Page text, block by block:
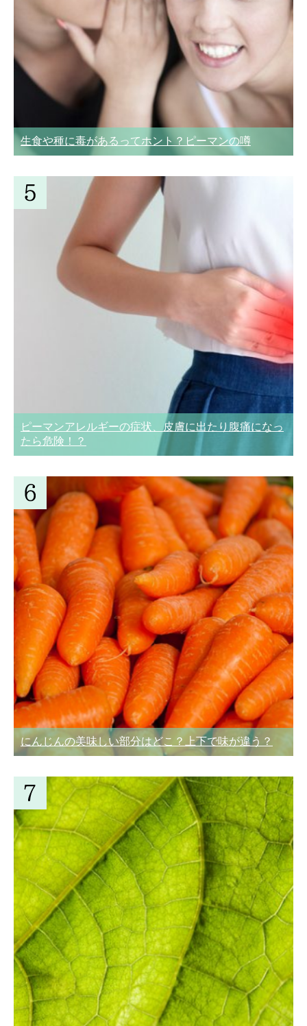
生食や種に毒があるってホント？ピーマンの噂
ピーマンアレルギーの症状、皮膚に出たり腹痛になっ
たら危険！？
にんじんの美味しい部分はどこ？上下で味が違う？